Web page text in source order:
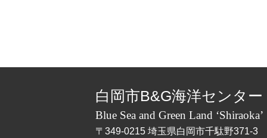
白岡市B&G海洋センター
Blue Sea and Green Land ‘Shiraoka’
〒349-0215 埼玉県白岡市千駄野371-3